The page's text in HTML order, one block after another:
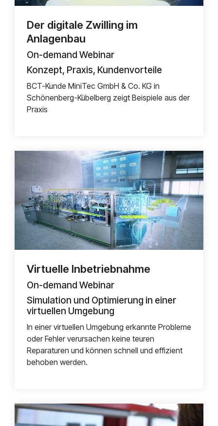
Der digitale Zwilling im
Anlagenbau
On-demand Webinar
Konzept, Praxis, Kundenvorteile
BCT-Kunde MiniTec GmbH & Co. KG in
Schönenberg-Kübelberg zeigt Beispiele aus der
Praxis
Virtuelle Inbetriebnahme
On-demand Webinar
Simulation und Optimierung in einer
virtuellen Umgebung
In einer virtuellen Umgebung erkannte Probleme
oder Fehler verursachen keine teuren
Reparaturen und können schnell und effizient
behoben werden.